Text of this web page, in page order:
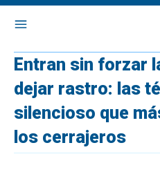
Entran sin forzar
dejar rastro: las
silencioso que
los cerrajeros